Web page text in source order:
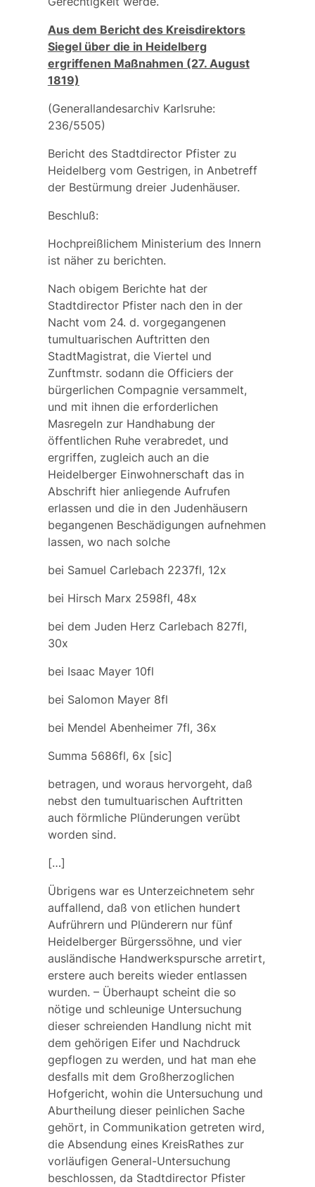
Aus dem Bericht des Kreisdirektors
Siegel über die in Heidelberg
ergriffenen Maßnahmen (27. August
1819)
(Generallandesarchiv Karlsruhe:
236/5505)
Bericht des Stadtdirector Pfister zu
Heidelberg vom Gestrigen, in Anbetreff
der Bestürmung dreier Judenhäuser.
Beschluß:
Hochpreißlichem Ministerium des Innern
ist näher zu berichten.
Nach obigem Berichte hat der
Stadtdirector Pfister nach den in der
Nacht vom 24. d. vorgegangenen
tumultuarischen Auftritten den
StadtMagistrat, die Viertel und
Zunftmstr. sodann die Officiers der
bürgerlichen Compagnie versammelt,
und mit ihnen die erforderlichen
Masregeln zur Handhabung der
öffentlichen Ruhe verabredet, und
ergriffen, zugleich auch an die
Heidelberger Einwohnerschaft das in
Abschrift hier anliegende Aufrufen
erlassen und die in den Judenhäusern
begangenen Beschädigungen aufnehmen
lassen, wo nach solche
bei Samuel Carlebach 2237fl, 12x
bei Hirsch Marx 2598fl, 48x
bei dem Juden Herz Carlebach 827fl,
30x
bei Isaac Mayer 10fl
bei Salomon Mayer 8fl
bei Mendel Abenheimer 7fl, 36x
Summa 5686fl, 6x [sic]
betragen, und woraus hervorgeht, daß
nebst den tumultuarischen Auftritten
auch förmliche Plünderungen verübt
worden sind.
[…]
Übrigens war es Unterzeichnetem sehr
auffallend, daß von etlichen hundert
Aufrührern und Plünderern nur fünf
Heidelberger Bürgerssöhne, und vier
ausländische Handwerkspursche arretirt,
erstere auch bereits wieder entlassen
wurden. – Überhaupt scheint die so
nötige und schleunige Untersuchung
dieser schreienden Handlung nicht mit
dem gehörigen Eifer und Nachdruck
gepflogen zu werden, und hat man ehe
desfalls mit dem Großherzoglichen
Hofgericht, wohin die Untersuchung und
Aburtheilung dieser peinlichen Sache
gehört, in Communikation getreten wird,
die Absendung eines KreisRathes zur
vorläufigen General-Untersuchung
beschlossen, da Stadtdirector Pfister